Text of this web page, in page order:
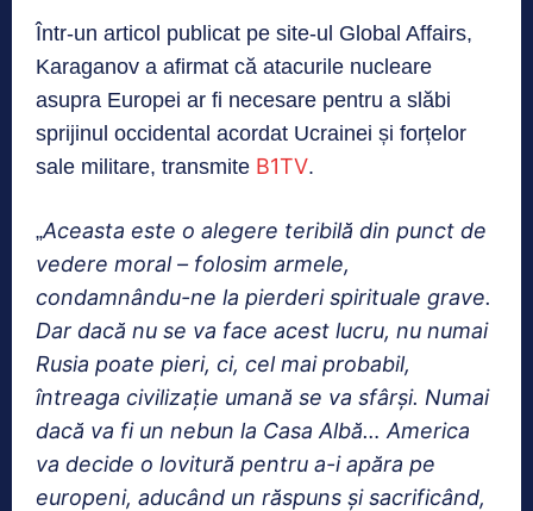
Într-un articol publicat pe site-ul Global Affairs,
Karaganov a afirmat că atacurile nucleare
asupra Europei ar fi necesare pentru a slăbi
sprijinul occidental acordat Ucrainei și forțelor
sale militare, transmite B1TV.
„Aceasta este o alegere teribilă din punct de
vedere moral – folosim armele,
condamnându-ne la pierderi spirituale grave.
Dar dacă nu se va face acest lucru, nu numai
Rusia poate pieri, ci, cel mai probabil,
întreaga civilizație umană se va sfârși. Numai
dacă va fi un nebun la Casa Albă… America
va decide o lovitură pentru a-i apăra pe
europeni, aducând un răspuns și sacrificând,